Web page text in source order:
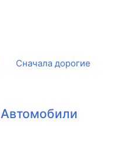
Сначала дорогие
Автомобили